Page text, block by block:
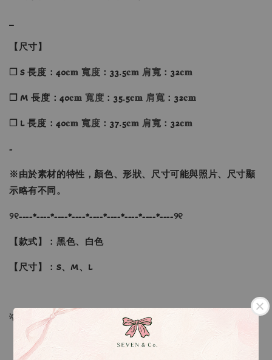
【尺寸】
❐ S 長度：40𝐜𝐦 寬度 ：33.5𝐜𝐦 肩寬 ：32𝐜𝐦
❐ M 長度：40𝐜𝐦 寬度 ：35.5𝐜𝐦 肩寬 ：32𝐜𝐦
❐ L 長度：40𝐜𝐦 寬度 ：37.5𝐜𝐦 肩寬 ：32𝐜𝐦
-
※由於素材的特性，顏色、形狀、尺寸可能與照片、尺寸顯
示略有不同。
୨୧----*----*----*----*----*----*----*----*----୨୧
【款式】：黑色、白色
【尺寸】：S、M、L
💡訂單依照下單順序為主唷！